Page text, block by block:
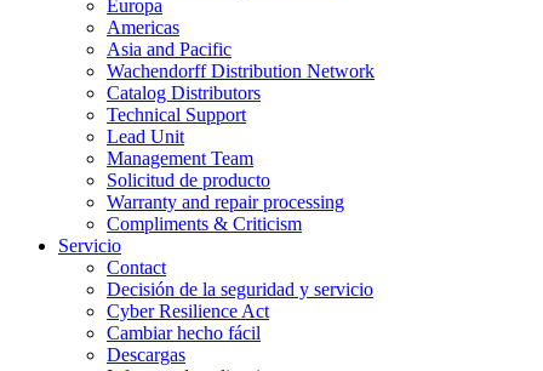
Europa
Americas
Asia and Pacific
Wachendorff Distribution Network
Catalog Distributors
Technical Support
Lead Unit
Management Team
Solicitud de producto
Warranty and repair processing
Compliments & Criticism
Servicio
Contact
Decisión de la seguridad y servicio
Cyber Resilience Act
Cambiar hecho fácil
Descargas